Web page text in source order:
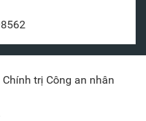
trị Công an nhân